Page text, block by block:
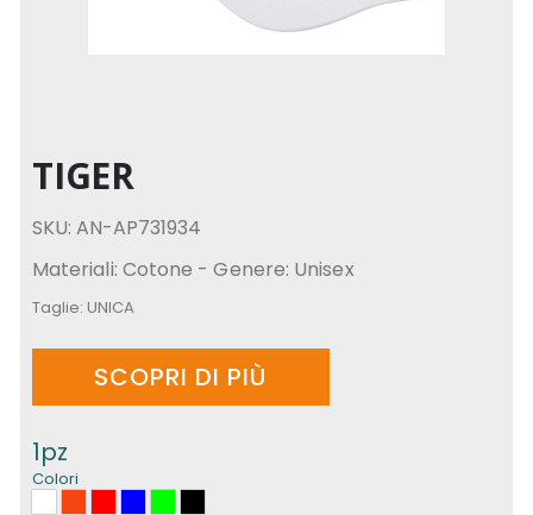
TIGER
SKU: AN-AP731934
Materiali: Cotone - Genere: Unisex
Taglie: UNICA
SCOPRI DI PIÙ
1pz
Colori